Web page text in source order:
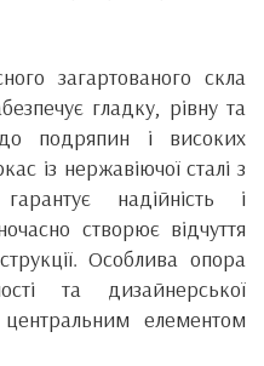
загартованого скла
гладку, рівну та
подряпин і високих
із нержавіючої сталі з
надійність і
створює відчуття
Особлива опора
та дизайнерської
елементом